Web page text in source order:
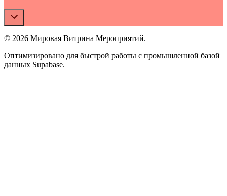
© 2026 Мировая Витрина Мероприятий.
Оптимизировано для быстрой работы с промышленной базой
данных Supabase.